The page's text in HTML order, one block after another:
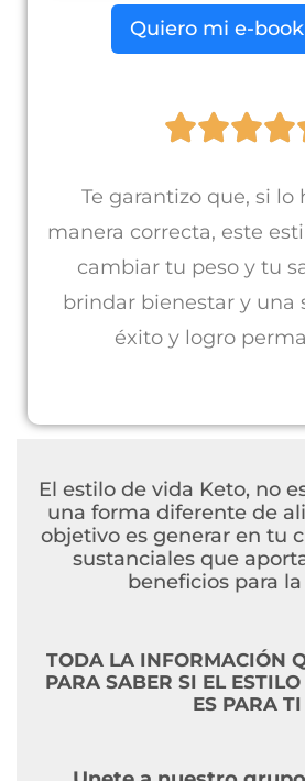
Quiero mi

Te garantizo que, si lo
manera correcta, este
cambiar tu peso y tu
brindar bienestar y una
éxito y logro
El estilo de vida Keto, no
una forma diferente de
objetivo es generar en tu
sustanciales que
beneficios para
TODA LA INFORMACIÓN
PARA SABER SI EL
ES PARA TI